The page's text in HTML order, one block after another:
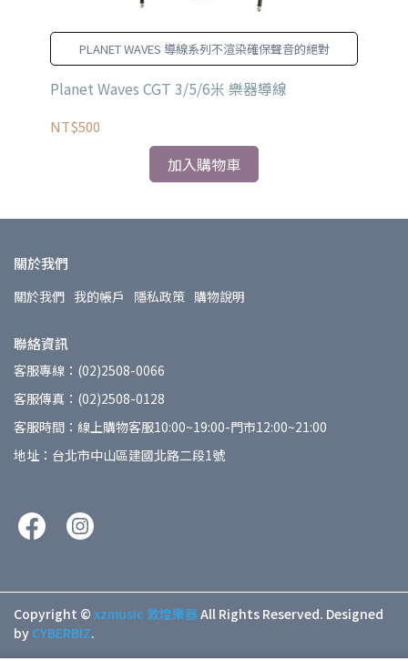
PLANET WAVES 導線系列不渲染確保聲音的絕對
Planet Waves CGT 3/5/6米 樂器導線
NT$500
加入購物車
關於我們
關於我們 我的帳戶 隱私政策 購物說明
聯絡資訊
客服專線：(02)2508-0066
客服傳真：(02)2508-0128
客服時間：線上購物客服10:00~19:00-門市12:00~21:00
地址：台北市中山區建國北路二段1號
Copyright © xzmusic 敦煌樂器All Rights Reserved. Designed
by CYBERBIZ.